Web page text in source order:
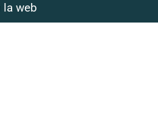
la web